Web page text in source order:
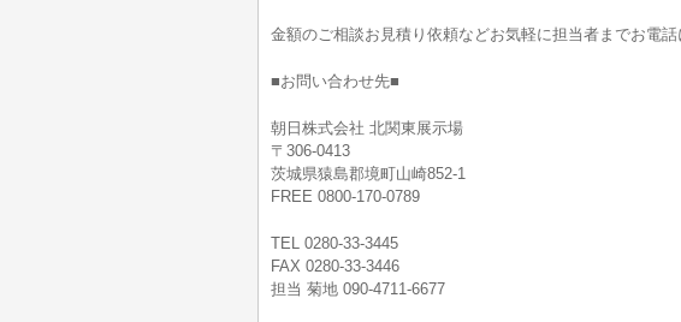
金額のご相談お見積り依頼などお気軽に担当者までお電話
■お問い合わせ先■
朝日株式会社 北関東展示場
〒306-0413
茨城県猿島郡境町山崎852-1
FREE 0800-170-0789
TEL 0280-33-3445
FAX 0280-33-3446
担当 菊地 090-4711-6677